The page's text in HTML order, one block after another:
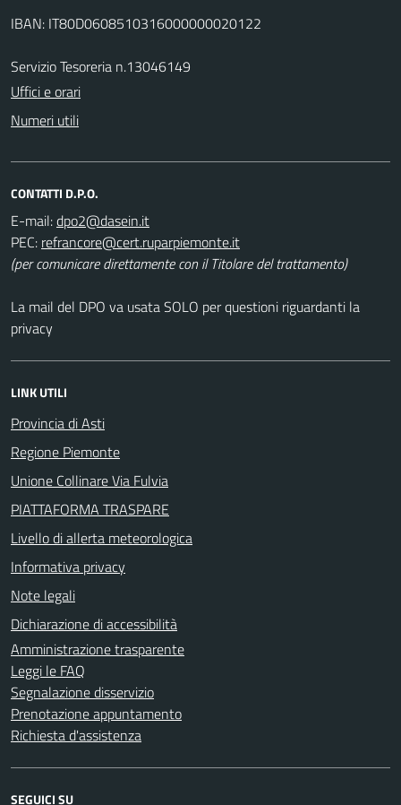
IBAN: IT80D0608510316000000020122
Servizio Tesoreria n.13046149
Uffici e orari
Numeri utili
CONTATTI D.P.O.
E-mail:
PEC:
(per comunicare direttamente con il Titolare del trattamento)
La mail del DPO va usata SOLO per questioni riguardanti la
privacy
LINK UTILI
Provincia di Asti
Regione Piemonte
Unione Collinare Via Fulvia
PIATTAFORMA TRASPARE
Livello di allerta meteorologica
Informativa privacy
Note legali
Dichiarazione di accessibilità
Amministrazione trasparente
Leggi le FAQ
Segnalazione disservizio
Prenotazione appuntamento
Richiesta d'assistenza
SEGUICI SU